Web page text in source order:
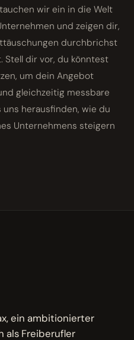
wir ein in die Welt
und zeigen dir,
durchbrichst
Stell dir vor, du könntest
um dein Angebot
gleichzeitig messbare
uns herausfinden, wie du
Unternehmens steigern
ein ambitionierter
als Freiberufler